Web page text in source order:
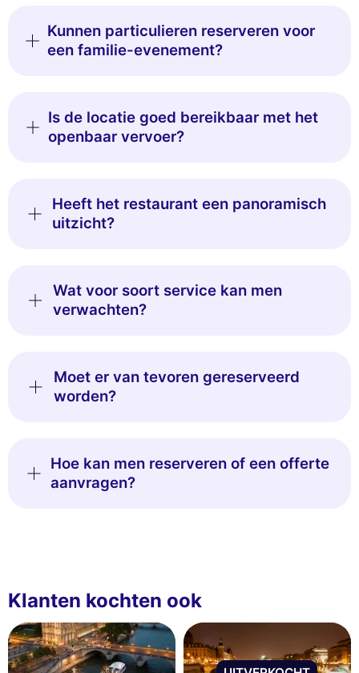
Kunnen particulieren reserveren voor
een familie-evenement?
Is de locatie goed bereikbaar met het
openbaar vervoer?
Heeft het restaurant een panoramisch
uitzicht?
Wat voor soort service kan men
verwachten?
Moet er van tevoren gereserveerd
worden?
Hoe kan men reserveren of een offerte
aanvragen?
Klanten kochten ook